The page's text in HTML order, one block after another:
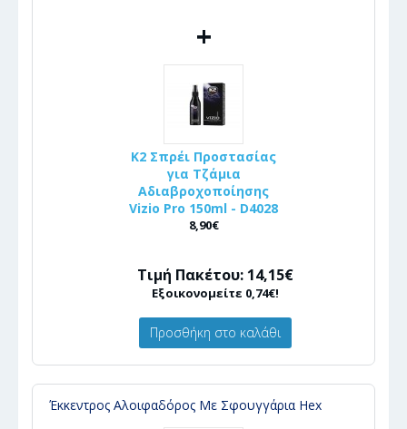
+
K2 Σπρέι Προστασίας
για Τζάμια
Αδιαβροχοποίησης
Vizio Pro 150ml - D4028
8,90€
Τιμή Πακέτου: 14,15€
Εξοικονομείτε 0,74€!
Προσθήκη στο καλάθι
Έκκεντρος Αλοιφαδόρος Με Σφουγγάρια Hex